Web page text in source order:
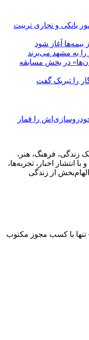
بانکی و تجاری تربیت
بیمه‌ها آغاز شود
به مشهد می‌برند
در بخش مسابقه
را تبریک گفت
را قمار
در زمینه سبک زندگی، فرهنگ، هنر،
انتشار اخبار، تجربه‌ها،
از زندگی
با کسب مجوز مکتوب